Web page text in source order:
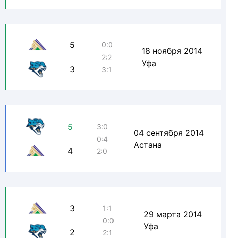
5
3
0:0
2:2
3:1
18 ноября 2014
Уфа
5
4
3:0
0:4
2:0
04 сентября 2014
Астана
3
2
1:1
0:0
2:1
29 марта 2014
Уфа